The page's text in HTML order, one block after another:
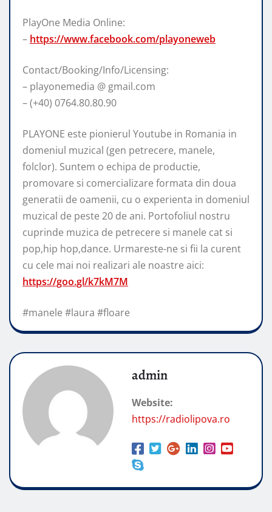
PlayOne Media Online:
– https://www.facebook.com/playoneweb
Contact/Booking/Info/Licensing:
– playonemedia @ gmail.com
– (+40) 0764.80.80.90
PLAYONE este pionierul Youtube in Romania in
domeniul muzical (gen petrecere, manele,
folclor). Suntem o echipa de productie,
promovare si comercializare formata din doua
generatii de oamenii, cu o experienta in domeniul
muzical de peste 20 de ani. Portofoliul nostru
cuprinde muzica de petrecere si manele cat si
pop,hip hop,dance. Urmareste-ne si fii la curent
cu cele mai noi realizari ale noastre aici:
https://goo.gl/k7kM7M
#manele #laura #floare
admin
Website:
https://radiolipova.ro